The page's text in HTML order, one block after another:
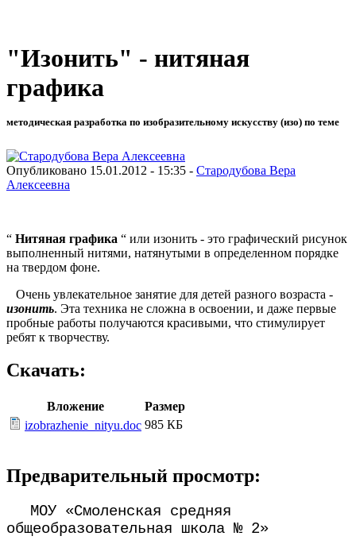
"Изонить" - нитяная
графика
методическая разработка по изобразительному искусству (изо) по теме
Опубликовано 15.01.2012 - 15:35 - Стародубова Вера
Алексеевна
“ Нитяная графика “ или изонить - это графический рисунок
выполненный нитями, натянутыми в определенном порядке
на твердом фоне.
Очень увлекательное занятие для детей разного возраста -
изонить. Эта техника не сложна в освоении, и даже первые
пробные работы получаются красивыми, что стимулирует
ребят к творчеству.
Скачать:
Вложение
Размер
izobrazhenie_nityu.doc 985 КБ
Предварительный просмотр:
МОУ «Смоленская средняя
общеобразовательная школа № 2»